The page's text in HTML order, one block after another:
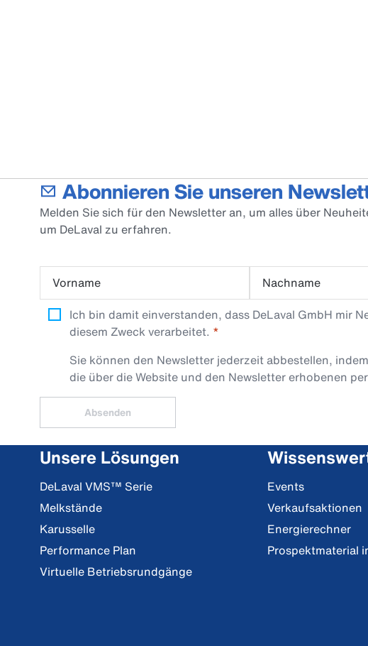
Abonnieren Sie unseren
Melden Sie sich für den Newsletter an, um alles über
um DeLaval zu erfahren.
Vorname Nachname
Ich bin damit einverstanden, dass DeLaval GmbH mir
diesem Zweck verarbeitet.
Sie können den Newsletter jederzeit abbestellen,
die über die Website und den Newsletter erhobenen
Absenden
Unsere Lösungen
DeLaval VMS™ Serie
Melkstände
Karusselle
Performance Plan
Virtuelle Betriebsrundgänge
Events
Verkaufsaktionen
Energierechner
Prospektmaterial